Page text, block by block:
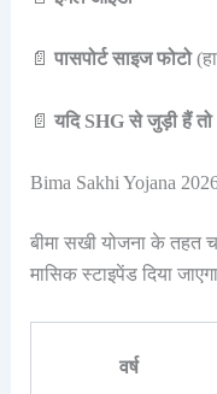
📄 पासपोर्ट साइज फोटो
📄 यदि SHG से जुड़ी हैं
Bima Sakhi Yojana
बीमा सखी योजना के तहत
मासिक स्टाइपेंड दिया
वर्ष